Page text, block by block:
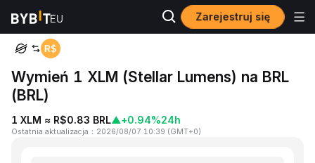
Zarejestruj się
Strona główna
Wymień 1 XLM (Stellar Lumens) na BRL
(BRL)
1 XLM ≈ R$0.83 BRL▲+0.94%24h
Ostatnia aktualizacja ： 2026/08/07 10:39 (GMT+0)